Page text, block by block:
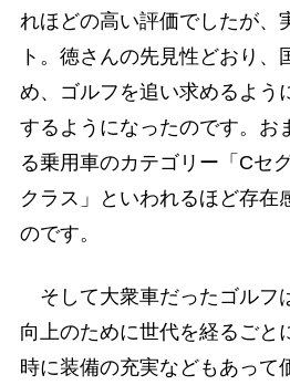
れほどの高い評価でしたが、
ト。徳さんの先見性どおり、
め、ゴルフを追い求めるよう
するようになったのです。お
る乗用車のカテゴリー「Cセ
クラス」といわれるほど存在
のです。
そして大衆車だったゴルフ
向上のために世代を経るごと
時に装備の充実などもあって